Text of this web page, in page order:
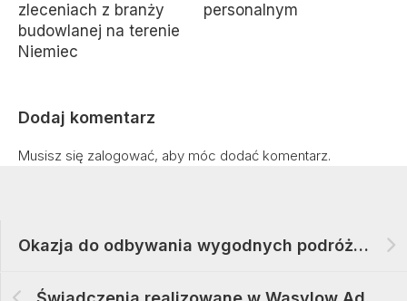
zleceniach z branży
budowlanej na terenie
Niemiec
personalnym
Dodaj komentarz
Musisz się zalogować, aby móc dodać komentarz.
Okazja do odbywania wygodnych podróży kamperem z CarGO!